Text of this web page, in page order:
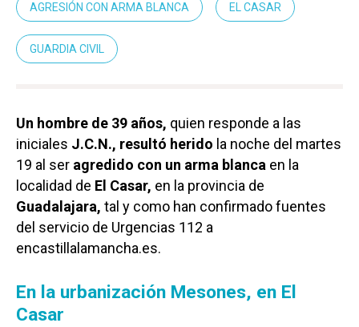
AGRESIÓN CON ARMA BLANCA EL CASAR
GUARDIA CIVIL
Un hombre de 39 años, quien responde a las
iniciales J.C.N., resultó herido la noche del martes
19 al ser agredido con un arma blanca en la
localidad de El Casar, en la provincia de
Guadalajara, tal y como han confirmado fuentes
del servicio de Urgencias 112 a
encastillalamancha.es.
En la urbanización Mesones, en El
Casar